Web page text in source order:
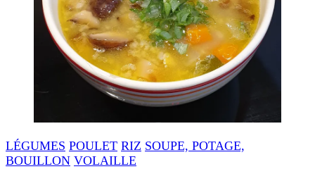
LÉGUMES POULET RIZ SOUPE, POTAGE,
BOUILLON VOLAILLE